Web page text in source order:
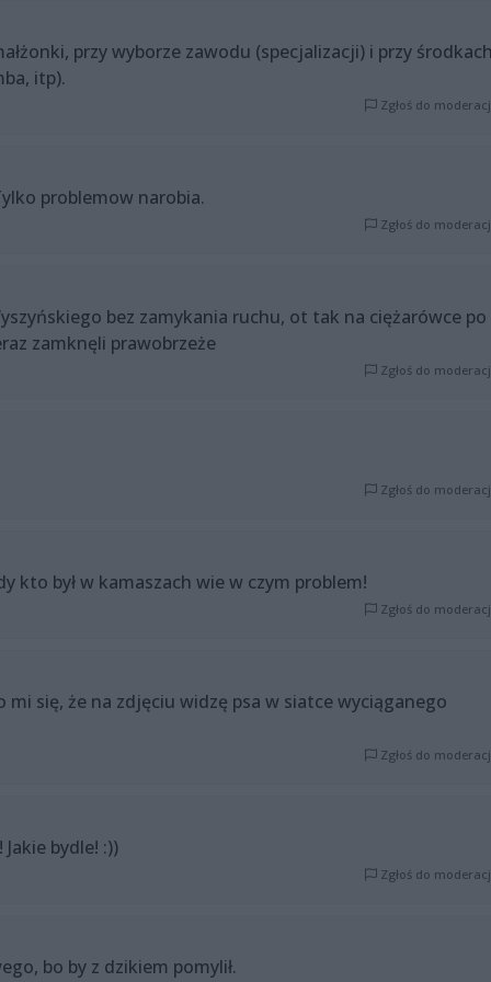
przy wyborze zawodu (specjalizacji) i przy środkach
itp).
Zgłoś do
problemow narobia.
Zgłoś do
bez zamykania ruchu, ot tak na ciężarówce po
zamknęli prawobrzeże
Zgłoś do
Zgłoś do
kto był w kamaszach wie w czym problem!
Zgłoś do
mi się, że na zdjęciu widzę psa w siatce wyciąganego
Zgłoś do
bydle! :))
Zgłoś do
bo by z dzikiem pomylił.